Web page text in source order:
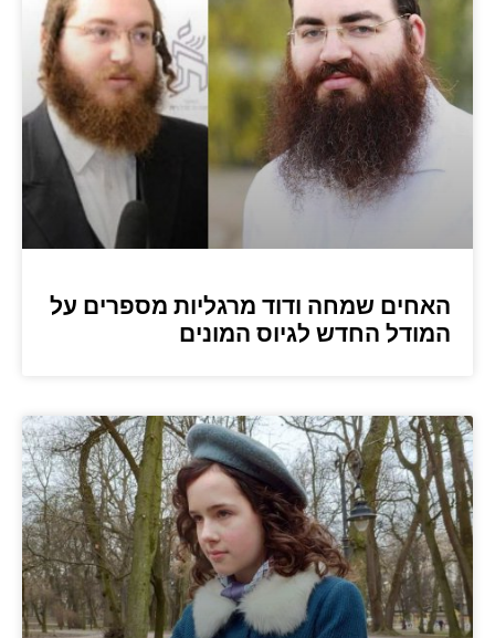
האחים שמחה ודוד מרגליות מספרים על
המודל החדש לגיוס המונים